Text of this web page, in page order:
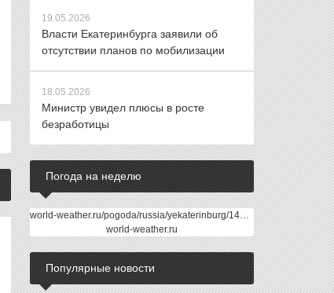
19.05.2026
Власти Екатеринбурга заявили об
отсутствии планов по мобилизации
18.05.2026
Министр увидел плюсы в росте
безработицы
Погода на неделю
world-weather.ru/pogoda/russia/yekaterinburg/14days/
world-weather.ru
Популярные новости